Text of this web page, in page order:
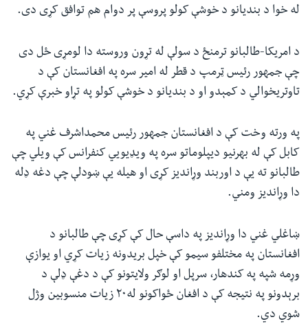
له خوا د بندیانو د خوشې کولو پروسې پر دوام هم توافق کړی دی.
د امریکا-طالبانو ترمنځ د سولې له تړون وروسته دا لومړی ځل دی
چې جمهور رئیس ټرمپ د قطر له امیر سره په افغانستان کې د
تاوتریخوالي د کمېدو او د بندیانو د خوشې کولو په تړاو خبرې کړي.
په ورته وخت کې د افغانستان جمهور رئیس محمداشرف غني په
کابل کې له بهرنیو دیپلوماتو سره په ویډیويي کنفرانس کې ویلي چې
طالبانو ته یې د اوربند وړاندیز کړی او هیله یې ښودلې چې دغه ډله
دا وړاندیز ومني.
ښاغلي غني دا وړاندیز په داسې حال کې کړی چې طالبانو د
افغانستان په مختلفو سیمو کې خپل بریدونه زیات کړي او یوازې
وړمه شپه په کندهار، سرپل او لوګر ولایتونو کې د دغې ډلې د
برېدونو په نتیجه کې د افغان ځواکونو له۲۰ زیات منسوبین وژل
شوي دي.